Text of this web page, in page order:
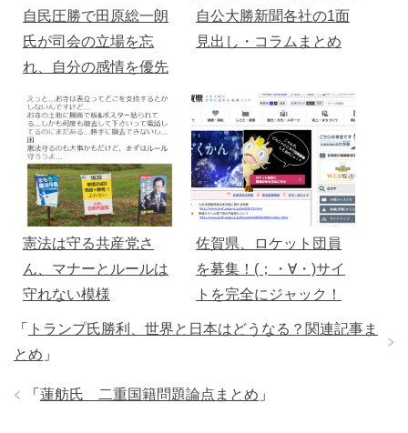
自民圧勝で田原総一朗
氏が司会の立場を忘
れ、自分の感情を優先
して暴走
自公大勝新聞各社の1面
見出し・コラムまとめ
憲法は守る共産党さ
ん、マナーとルールは
守れない模様
佐賀県、ロケット団員
を募集！(；・∀・)サイ
トを完全にジャック！
「
トランプ氏勝利、世界と日本はどうなる？関連記事ま
とめ 」
「 蓮舫氏 二重国籍問題論点まとめ 」